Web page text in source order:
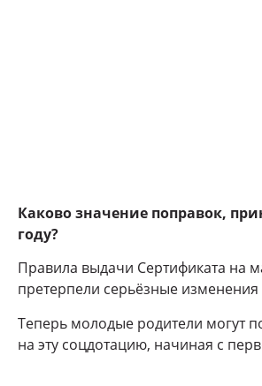
Каково значение поправок,
году?
Правила выдачи Сертификата на
претерпели серьёзные изменения
Теперь молодые родители могут
на эту соцдотацию, начиная с